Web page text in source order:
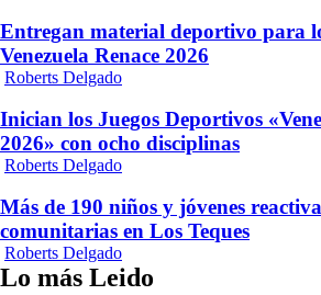
Entregan material deportivo para
Venezuela Renace 2026
Roberts Delgado
Inician los Juegos Deportivos
2026» con ocho disciplinas
Roberts Delgado
Más de 190 niños y jóvenes
comunitarias en Los Teques
Roberts Delgado
Lo más Leido